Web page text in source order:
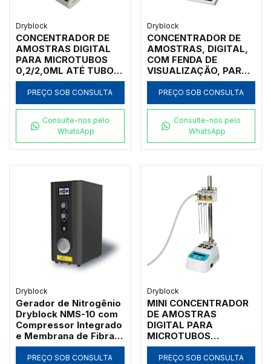
Dryblock
CONCENTRADOR DE
AMOSTRAS DIGITAL
PARA MICROTUBOS
0,2/2,0ML ATÉ TUBOS
DE 40 MM DE
DIÂMETRO COM
CONTROLADOR DE
VÁLVULA
REGULADORA DE
FLUXO COM
BLOCO DE AMOSTRAS
- MODELO NDK200-1N-
PREÇO SOB CONSULTA
Consulte-nos pelo
WhatsApp
Dryblock
CONCENTRADOR DE
AMOSTRAS, DIGITAL,
COM FENDA DE
VISUALIZAÇÃO, PARA
TUBOS COM
DIÂMETRO DE Ø 10 ATÉ
Ø20 MM COM
PREÇO SOB CONSULTA
Consulte-nos pelo
WhatsApp
Dryblock
Gerador de Nitrogênio
Dryblock NMS-10 com
Compressor Integrado
e Membrana de Fibra
Oca 30L/min
PREÇO SOB CONSULTA
Dryblock
MINI CONCENTRADOR
DE AMOSTRAS
DIGITAL PARA
MICROTUBOS
0,2/2,0ML ATÉ TUBOS
DE Ø40 MM
PREÇO SOB CONSULTA